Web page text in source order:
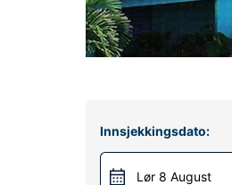
Innsjekkingsdato:
Lør 8 August